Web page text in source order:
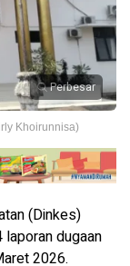
Perbesar
Khoirunnisa)
(Dinkes)
laporan dugaan
2026.